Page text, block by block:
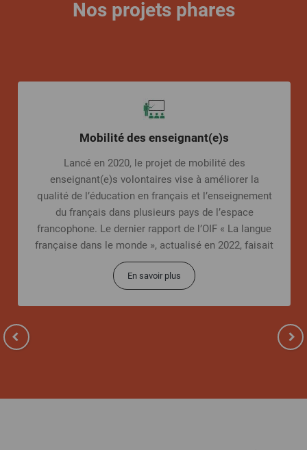
Nos projets phares
Mobilité des enseignant(e)s
Lancé en 2020, le projet de mobilité des
enseignant(e)s volontaires vise à améliorer la
qualité de l’éducation en français et l’enseignement
du français dans plusieurs pays de l’espace
francophone. Le dernier rapport de l’OIF « La langue
française dans le monde », actualisé en 2022, faisait
état
En savoir plus